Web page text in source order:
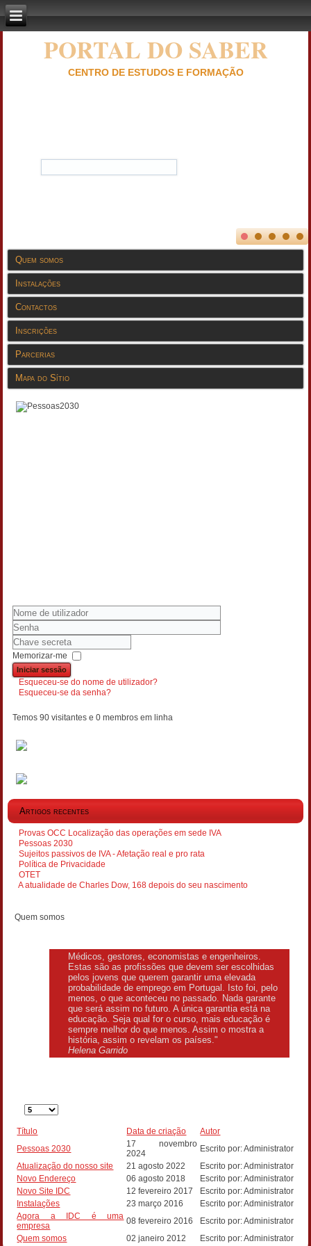
PORTAL DO SABER
CENTRO DE ESTUDOS E FORMAÇÃO
Quem somos
Instalações
Contactos
Inscrições
Parcerias
Mapa do Sítio
Nome
de
utilizador
Senha
Chave
secreta
Memorizar-me
Iniciar sessão
Esqueceu-se do nome de utilizador?
Esqueceu-se da senha?
Temos 90 visitantes e 0 membros em linha
Artigos recentes
Provas OCC Localização das operações em sede IVA
Pessoas 2030
Sujeitos passivos de IVA - Afetação real e pro rata
Política de Privacidade
OTET
A atualidade de Charles Dow, 168 depois do seu nascimento
Quem somos
Médicos, gestores, economistas e engenheiros.
Estas são as profissões que devem ser escolhidas
pelos jovens que querem garantir uma elevada
probabilidade de emprego em Portugal. Isto foi, pelo
menos, o que aconteceu no passado. Nada garante
que será assim no futuro. A única garantia está na
educação. Seja qual for o curso, mais educação é
sempre melhor do que menos. Assim o mostra a
história, assim o revelam os países."
Helena Garrido
Qtd.
mostrar
Título Data de criação
Autor
Pessoas 2030
17 novembro
2024
Escrito por: Administrator
Atualização do nosso site
21 agosto 2022
Escrito por: Administrator
Novo Endereço
06 agosto 2018
Escrito por: Administrator
Novo Site IDC
12 fevereiro 2017
Escrito por: Administrator
Instalações
23 março 2016
Escrito por: Administrator
Agora a IDC é uma
empresa
08 fevereiro 2016
Escrito por: Administrator
Quem somos
02 janeiro 2012 Escrito por: Administrator